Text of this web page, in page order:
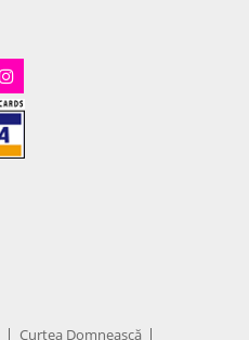
Curtea Domnească